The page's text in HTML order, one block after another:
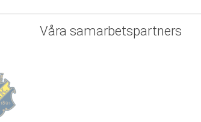
Våra samarbetspartners